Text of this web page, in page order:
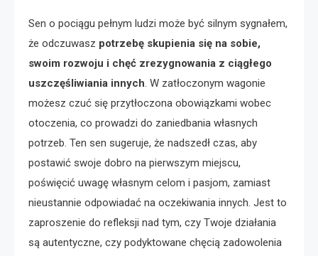
Sen o pociągu pełnym ludzi może być silnym sygnałem,
że odczuwasz potrzebę skupienia się na sobie,
swoim rozwoju i chęć zrezygnowania z ciągłego
uszczęśliwiania innych. W zatłoczonym wagonie
możesz czuć się przytłoczona obowiązkami wobec
otoczenia, co prowadzi do zaniedbania własnych
potrzeb. Ten sen sugeruje, że nadszedł czas, aby
postawić swoje dobro na pierwszym miejscu,
poświęcić uwagę własnym celom i pasjom, zamiast
nieustannie odpowiadać na oczekiwania innych. Jest to
zaproszenie do refleksji nad tym, czy Twoje działania
są autentyczne, czy podyktowane chęcią zadowolenia